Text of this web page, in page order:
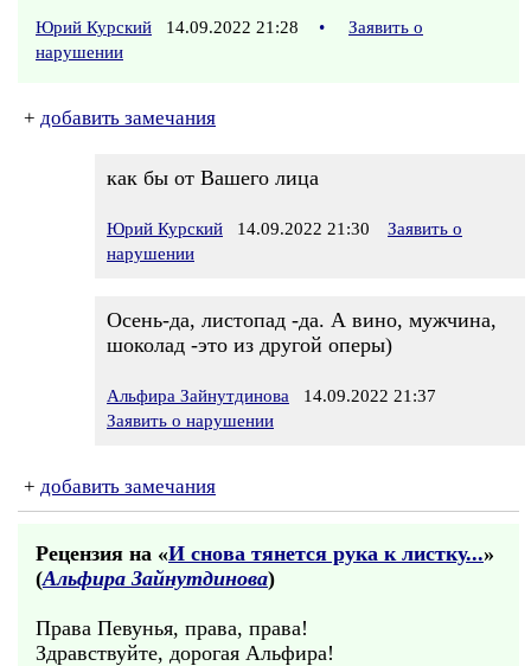
Юрий Курский 14.09.2022 21:28 •
Заявить о
нарушении
+ добавить замечания
как бы от Вашего лица
Юрий Курский 14.09.2022 21:30
Заявить о
нарушении
Осень-да, листопад -да. А вино, мужчина,
шоколад -это из другой оперы)
Альфира Зайнутдинова 14.09.2022 21:37
Заявить о нарушении
+ добавить замечания
Рецензия на «И снова тянется рука к листку...»
(Альфира Зайнутдинова)
Права Певунья, права, права!
Здравствуйте, дорогая Альфира!